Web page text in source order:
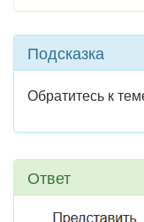
Подсказка
Обратитесь к
Ответ